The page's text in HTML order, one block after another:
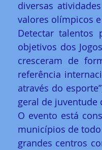
diversas
valores olímpicos
Detectar
objetivos dos
cresceram de
referência
através do
geral de juventude
O evento está
municípios de
grandes centros